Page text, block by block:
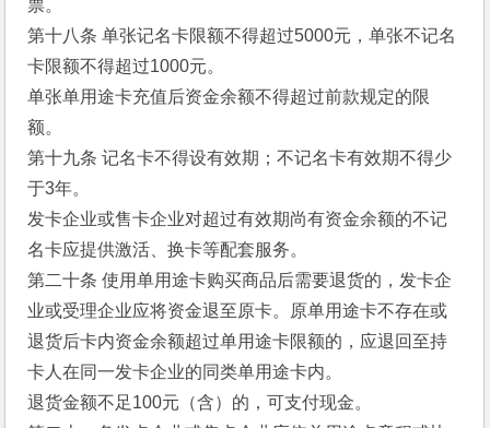
票。
第十八条 单张记名卡限额不得超过5000元，单张不记名
卡限额不得超过1000元。
单张单用途卡充值后资金余额不得超过前款规定的限
额。
第十九条 记名卡不得设有效期；不记名卡有效期不得少
于3年。
发卡企业或售卡企业对超过有效期尚有资金余额的不记
名卡应提供激活、换卡等配套服务。
第二十条 使用单用途卡购买商品后需要退货的，发卡企
业或受理企业应将资金退至原卡。原单用途卡不存在或
退货后卡内资金余额超过单用途卡限额的，应退回至持
卡人在同一发卡企业的同类单用途卡内。
退货金额不足100元（含）的，可支付现金。